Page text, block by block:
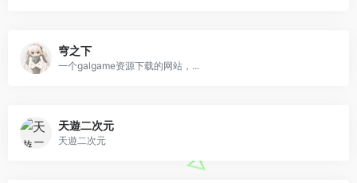
穹之下
一个galgame资源下载的网站，...
天遊二次元
天遊二次元